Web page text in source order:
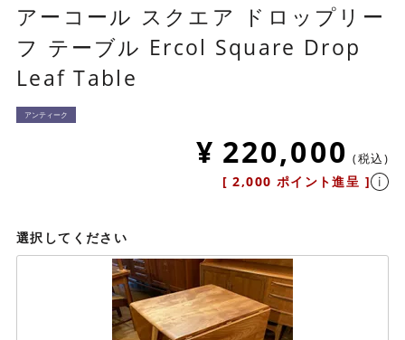
アーコール スクエア ドロップリー
フ テーブル Ercol Square Drop
Leaf Table
アンティーク
¥ 220,000 税込
[ 2,000 ポイント進呈 ]
選択してください